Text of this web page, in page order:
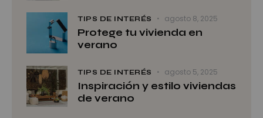
TIPS DE INTERÉS agosto 8, 2025
Protege tu vivienda en
verano
TIPS DE INTERÉS agosto 5, 2025
Inspiración y estilo viviendas
de verano